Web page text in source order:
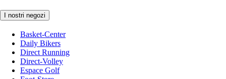
I nostri negozi
Basket-Center
Daily Bikers
Direct Running
Direct-Volley
Espace Golf